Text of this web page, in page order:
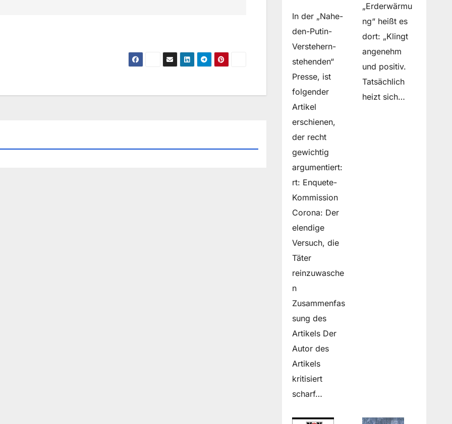
In der „Nahe-
den-Putin-
Verstehern-
stehenden“
Presse, ist
folgender
Artikel
erschienen,
der recht
gewichtig
argumentiert:
rt: Enquete-
Kommission
Corona: Der
elendige
Versuch, die
Täter
reinzuwasche
n
Zusammenfas
sung des
Artikels Der
Autor des
Artikels
kritisiert
scharf…
„Erderwärmu
ng“ heißt es
dort: „Klingt
angenehm
und positiv.
Tatsächlich
heizt sich…